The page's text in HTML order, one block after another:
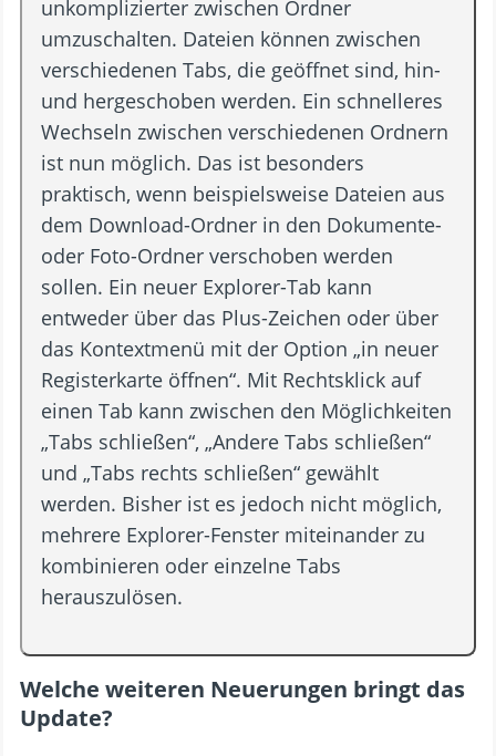
unkomplizierter zwischen Ordner
umzuschalten. Dateien können zwischen
verschiedenen Tabs, die geöffnet sind, hin-
und hergeschoben werden. Ein schnelleres
Wechseln zwischen verschiedenen Ordnern
ist nun möglich. Das ist besonders
praktisch, wenn beispielsweise Dateien aus
dem Download-Ordner in den Dokumente-
oder Foto-Ordner verschoben werden
sollen. Ein neuer Explorer-Tab kann
entweder über das Plus-Zeichen oder über
das Kontextmenü mit der Option „in neuer
Registerkarte öffnen“. Mit Rechtsklick auf
einen Tab kann zwischen den Möglichkeiten
„Tabs schließen“, „Andere Tabs schließen“
und „Tabs rechts schließen“ gewählt
werden. Bisher ist es jedoch nicht möglich,
mehrere Explorer-Fenster miteinander zu
kombinieren oder einzelne Tabs
herauszulösen.
Welche weiteren Neuerungen bringt das
Update?